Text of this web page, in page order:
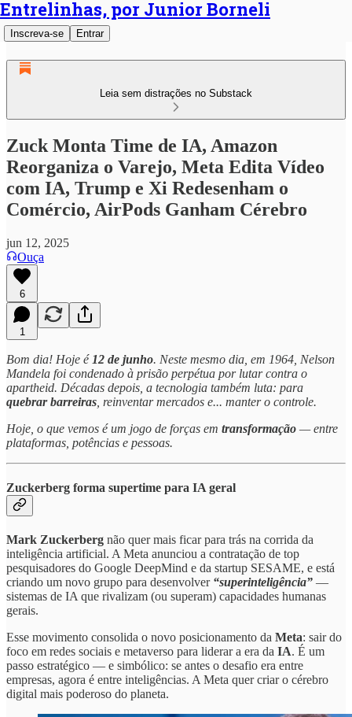
Entrelinhas, por Junior Borneli
Inscreva-se Entrar
Leia sem distrações no Substack
Zuck Monta Time de IA, Amazon
Reorganiza o Varejo, Meta Edita Vídeo
com IA, Trump e Xi Redesenham o
Comércio, AirPods Ganham Cérebro
jun 12, 2025
Ouça
6
1
Bom dia! Hoje é 12 de junho. Neste mesmo dia, em 1964, Nelson
Mandela foi condenado à prisão perpétua por lutar contra o
apartheid. Décadas depois, a tecnologia também luta: para
quebrar barreiras , reinventar mercados e... manter o controle.
Hoje, o que vemos é um jogo de forças em transformação — entre
plataformas, potências e pessoas.
Zuckerberg forma supertime para IA geral
Mark Zuckerberg não quer mais ficar para trás na corrida da
inteligência artificial. A Meta anunciou a contratação de top
pesquisadores do Google DeepMind e da startup SESAME, e está
criando um novo grupo para desenvolver “superinteligência” —
sistemas de IA que rivalizam (ou superam) capacidades humanas
gerais.
Esse movimento consolida o novo posicionamento da Meta: sair do
foco em redes sociais e metaverso para liderar a era da IA. É um
passo estratégico — e simbólico: se antes o desafio era entre
empresas, agora é entre inteligências. A Meta quer criar o cérebro
digital mais poderoso do planeta.